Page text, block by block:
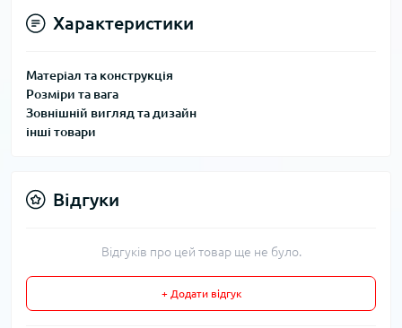
Характеристики
Матеріал та конструкція
Розміри та вага
Зовнішній вигляд та дизайн
інші товари
Відгуки
Відгуків про цей товар ще не було.
+ Додати відгук